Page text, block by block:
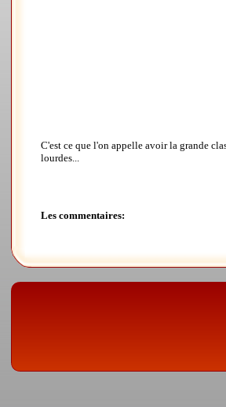
C'est ce que l'on appelle avoir la grande
lourdes...
Les commentaires: